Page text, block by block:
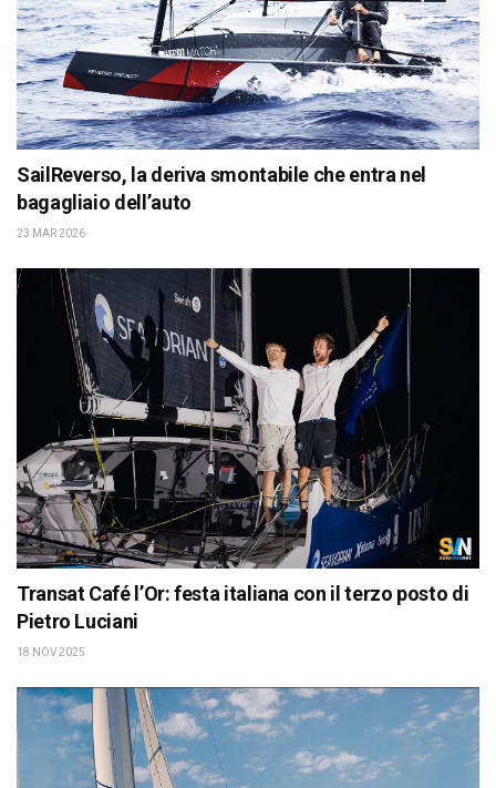
SailReverso, la deriva smontabile che entra nel
bagagliaio dell’auto
23 MAR 2026
Transat Café l’Or: festa italiana con il terzo posto di
Pietro Luciani
18 NOV 2025